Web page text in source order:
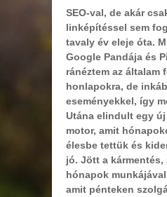
SEO-val, de akár
linképítéssel sem
tavaly év eleje óta.
Google Pandája és
ránéztem az általam
honlapokra, de
eseményekkel, így
Utána elindult egy
motor, amit
élesbe tettük és
jó. Jött a
hónapok
amit pénteken